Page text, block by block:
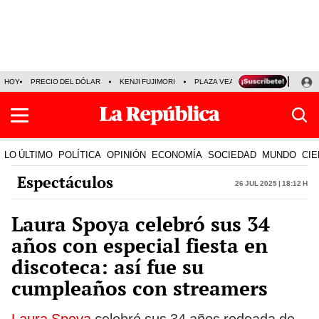
HOY PRECIO DEL DÓLAR KENJI FUJIMORI PLAZA VEA FERIADOS
LO ÚLTIMO POLÍTICA OPINIÓN ECONOMÍA SOCIEDAD MUNDO
Espectáculos 26 Jul 2025 | 18:12 h
Laura Spoya celebró sus 34
años con especial fiesta en
discoteca: así fue su
cumpleaños con streamers